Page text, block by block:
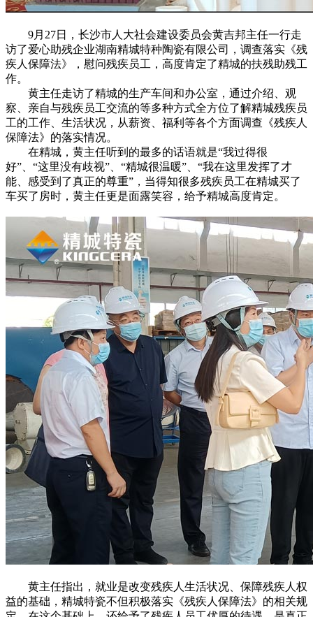
9月27日，长沙市人大社会建设委员会黄吉邦主任一行走
访了爱心助残企业湖南精城特种陶瓷有限公司，调查落实《残
疾人保障法》，慰问残疾员工，高度肯定了精城的扶残助残工
作。
黄主任走访了精城的生产车间和办公室，通过介绍、观
察、亲自与残疾员工交流的等多种方式全方位了解精城残疾员
工的工作、生活状况，从薪资、福利等各个方面调查《残疾人
保障法》的落实情况。
在精城，黄主任听到的最多的话语就是“我过得很
好”、“这里没有歧视”、“精城很温暖”、“我在这里发挥了才
能、感受到了真正的尊重”，当得知很多残疾员工在精城买了
车买了房时，黄主任更是面露笑容，给予精城高度肯定。
黄主任指出，就业是改变残疾人生活状况、保障残疾人权
益的基础，精城特瓷不但积极落实《残疾人保障法》的相关规